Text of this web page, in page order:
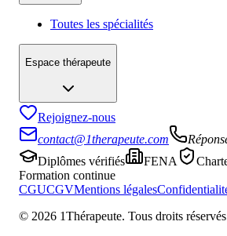
Toutes les spécialités
Espace thérapeute
Rejoignez-nous
contact@1therapeute.com
Diplômes vérifiés
FENA
Formation continue
CGUCGVMentions légales
© 2026 1Thérapeute. Tous droits